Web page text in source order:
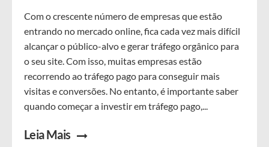
Com o crescente número de empresas que estão
entrando no mercado online, fica cada vez mais difícil
alcançar o público-alvo e gerar tráfego orgânico para
o seu site. Com isso, muitas empresas estão
recorrendo ao tráfego pago para conseguir mais
visitas e conversões. No entanto, é importante saber
quando começar a investir em tráfego pago,...
Leia Mais